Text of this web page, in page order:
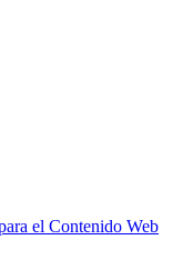
el Contenido Web